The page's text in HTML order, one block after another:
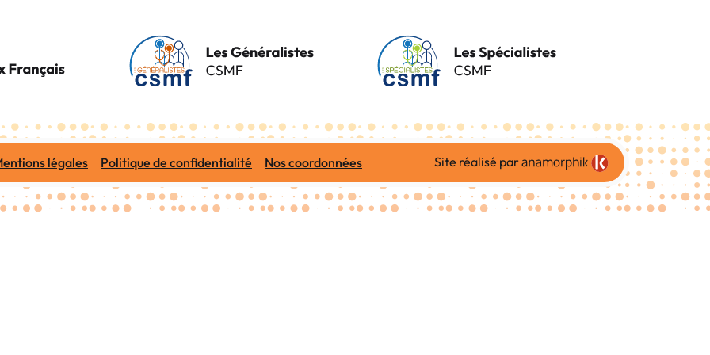
légales Politique de confidentialité Nos coordonnées Site réalisé par